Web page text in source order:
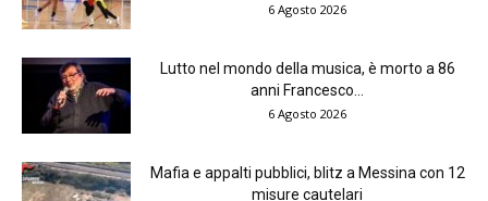
6 Agosto 2026
Lutto nel mondo della musica, è morto a 86
anni Francesco...
6 Agosto 2026
Mafia e appalti pubblici, blitz a Messina con 12
misure cautelari